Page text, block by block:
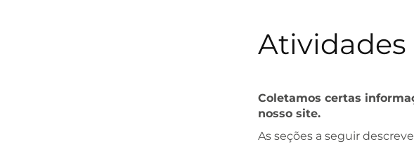
Atividades
Coletamos certas
nosso site.
As seções a seguir